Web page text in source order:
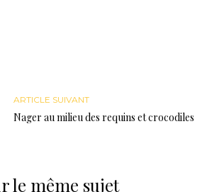
ARTICLE SUIVANT
Nager au milieu des requins et crocodiles
le même sujet